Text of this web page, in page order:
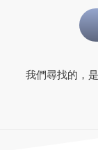
我們尋找的，